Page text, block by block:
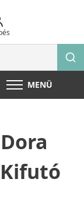
MENÜ
Kifutó